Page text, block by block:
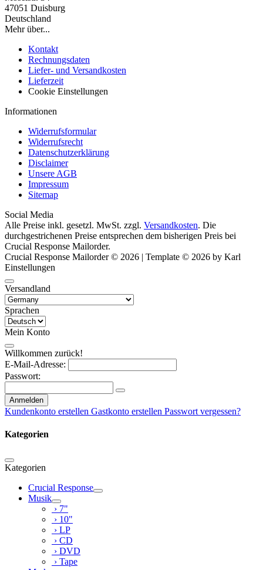
47051 Duisburg
Deutschland
Mehr über...
Kontakt
Rechnungsdaten
Liefer- und Versandkosten
Lieferzeit
Cookie Einstellungen
Informationen
Widerrufsformular
Widerrufsrecht
Datenschutzerklärung
Disclaimer
Unsere AGB
Impressum
Sitemap
Social Media
Alle Preise inkl. gesetzl. MwSt. zzgl. Versandkosten. Die
durchgestrichenen Preise entsprechen dem bisherigen Preis bei
Crucial Response Mailorder.
Crucial Response Mailorder © 2026 | Template © 2026 by Karl
Einstellungen
Versandland
Sprachen
Mein Konto
Willkommen zurück!
E-Mail-Adresse:
Passwort:
Anmelden
Kundenkonto erstellen Gastkonto erstellen Passwort vergessen?
Kategorien
Kategorien
Crucial Response
Musik
› 7"
› 10"
› LP
› CD
› DVD
› Tape